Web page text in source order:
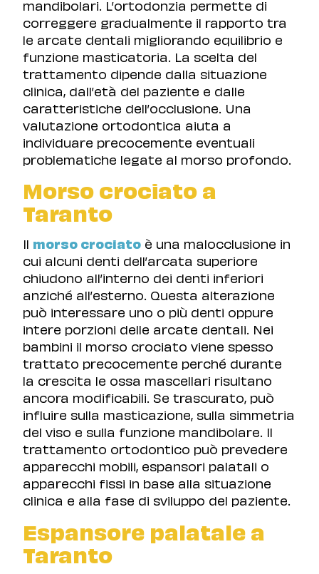
mandibolari. L’ortodonzia permette di
correggere gradualmente il rapporto tra
le arcate dentali migliorando equilibrio e
funzione masticatoria. La scelta del
trattamento dipende dalla situazione
clinica, dall’età del paziente e dalle
caratteristiche dell’occlusione. Una
valutazione ortodontica aiuta a
individuare precocemente eventuali
problematiche legate al morso profondo.
Morso crociato a
Taranto
Il morso crociato è una malocclusione in
cui alcuni denti dell’arcata superiore
chiudono all’interno dei denti inferiori
anziché all’esterno. Questa alterazione
può interessare uno o più denti oppure
intere porzioni delle arcate dentali. Nei
bambini il morso crociato viene spesso
trattato precocemente perché durante
la crescita le ossa mascellari risultano
ancora modificabili. Se trascurato, può
influire sulla masticazione, sulla simmetria
del viso e sulla funzione mandibolare. Il
trattamento ortodontico può prevedere
apparecchi mobili, espansori palatali o
apparecchi fissi in base alla situazione
clinica e alla fase di sviluppo del paziente.
Espansore palatale a
Taranto